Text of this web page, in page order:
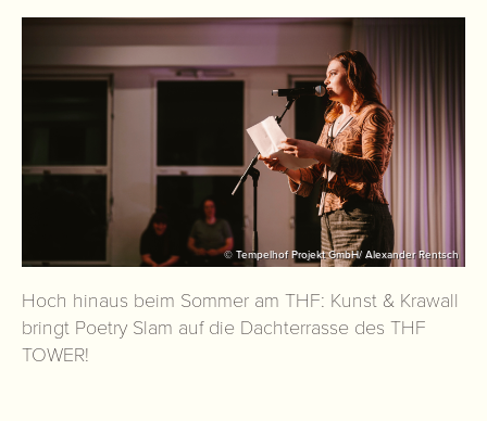
© Tempelhof Projekt GmbH/ Alexander Rentsch
Hoch hinaus beim Sommer am THF: Kunst & Krawall
bringt Poetry Slam auf die Dachterrasse des THF
TOWER!